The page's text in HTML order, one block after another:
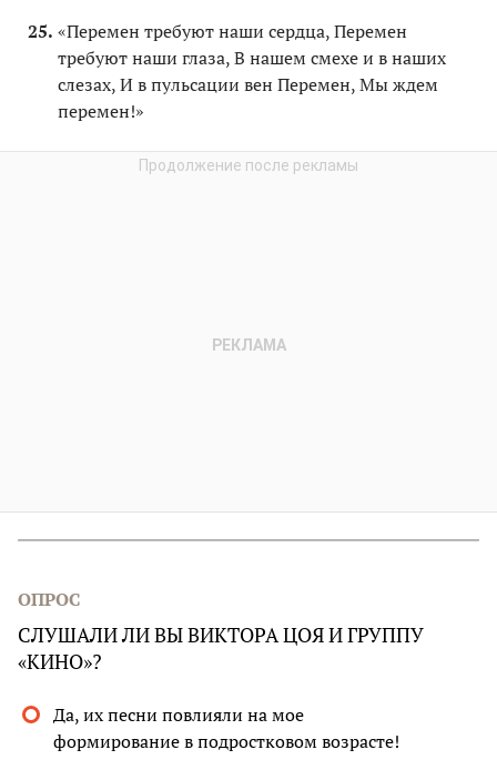
«Перемен требуют наши сердца, Перемен
требуют наши глаза, В нашем смехе и в наших
слезах, И в пульсации вен Перемен, Мы ждем
перемен!»
ОПРОС
СЛУШАЛИ ЛИ ВЫ ВИКТОРА ЦОЯ И ГРУППУ
«КИНО»?
Да, их песни повлияли на мое
формирование в подростковом возрасте!